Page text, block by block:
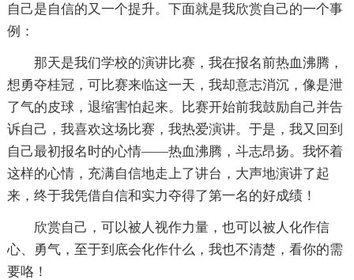
自己是自信的又一个提升。下面就是我欣赏自己的一个事
例：
那天是我们学校的演讲比赛，我在报名前热血沸腾，
想勇夺桂冠，可比赛来临这一天，我却意志消沉，像是泄
了气的皮球，退缩害怕起来。比赛开始前我鼓励自己并告
诉自己，我喜欢这场比赛，我热爱演讲。于是，我又回到
自己最初报名时的心情——热血沸腾，斗志昂扬。我怀着
这样的心情，充满自信地走上了讲台，大声地演讲了起
来，终于我凭借自信和实力夺得了第一名的好成绩！
欣赏自己，可以被人视作力量，也可以被人化作信
心、勇气，至于到底会化作什么，我也不清楚，看你的需
要咯！